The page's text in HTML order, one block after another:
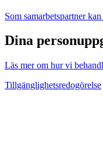
Som samarbetspartner
Dina
Läs mer om hur vi
Tillgänglighetsredogörelse